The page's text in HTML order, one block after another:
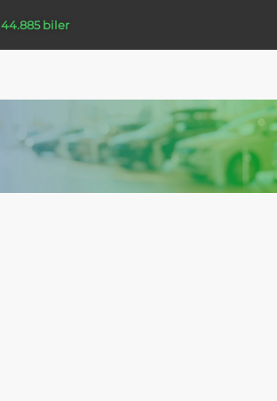
44.885 biler